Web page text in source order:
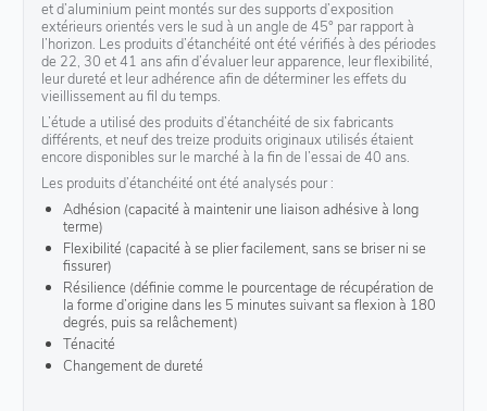
et d’aluminium peint montés sur des supports d’exposition
extérieurs orientés vers le sud à un angle de 45° par rapport à
l’horizon. Les produits d’étanchéité ont été vérifiés à des périodes
de 22, 30 et 41 ans afin d’évaluer leur apparence, leur flexibilité,
leur dureté et leur adhérence afin de déterminer les effets du
vieillissement au fil du temps.
L’étude a utilisé des produits d’étanchéité de six fabricants
différents, et neuf des treize produits originaux utilisés étaient
encore disponibles sur le marché à la fin de l’essai de 40 ans.
Les produits d’étanchéité ont été analysés pour :
Adhésion (capacité à maintenir une liaison adhésive à long
terme)
Flexibilité (capacité à se plier facilement, sans se briser ni se
fissurer)
Résilience (définie comme le pourcentage de récupération de
la forme d’origine dans les 5 minutes suivant sa flexion à 180
degrés, puis sa relâchement)
Ténacité
Changement de dureté